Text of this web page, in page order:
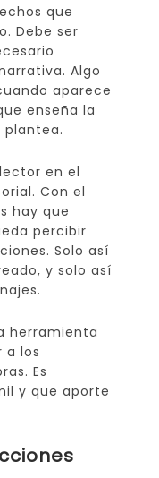
que
Debe ser
Algo
aparece
enseña la
en el
Con el
hay que
percibir
Solo así
y solo así
herramienta
a los
Es
y que aporte